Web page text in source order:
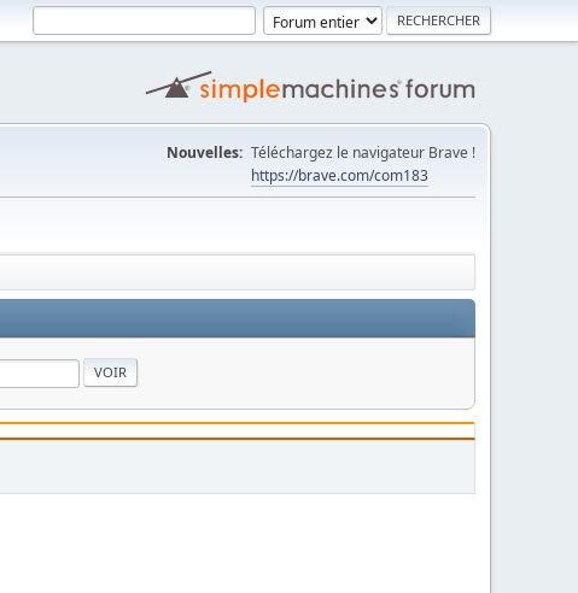
Nouvelles: Téléchargez le navigateur Brave !
https://brave.com/com183